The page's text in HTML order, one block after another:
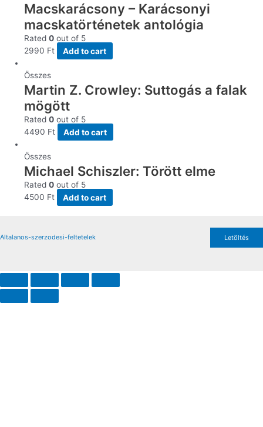
Macskarácsony – Karácsonyi
macskatörténetek antológia
Rated0 out of 5
2990 Ft Add to cart
Összes
Martin Z. Crowley: Suttogás a falak
mögött
Rated0 out of 5
4490 Ft Add to cart
Összes
Michael Schiszler: Törött elme
Rated0 out of 5
4500 Ft Add to cart
Altalanos-szerzodesi-feltetelek Letöltés